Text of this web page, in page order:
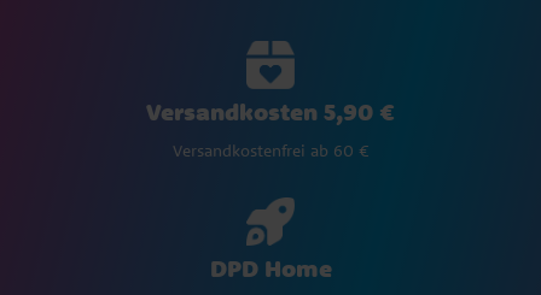
Versandkosten 5,90 €
Versandkostenfrei ab 60 €
DPD Home